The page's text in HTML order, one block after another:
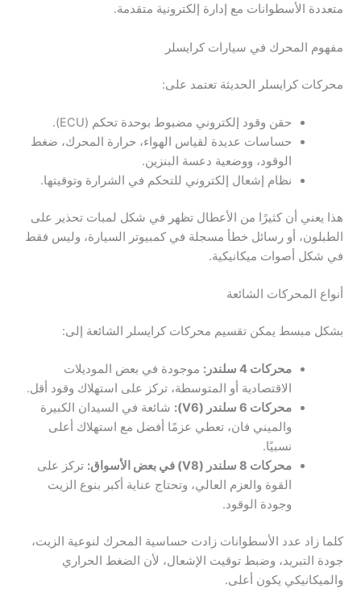
متعددة الأسطوانات مع إدارة إلكترونية متقدمة.
مفهوم المحرك في سيارات كرايسلر
محركات كرايسلر الحديثة تعتمد على:
حقن وقود إلكتروني مضبوط بوحدة تحكم (ECU).
حساسات عديدة لقياس الهواء، حرارة المحرك، ضغط
الوقود، ووضعية دعسة البنزين.
نظام إشعال إلكتروني للتحكم في الشرارة وتوقيتها.
هذا يعني أن كثيرًا من الأعطال تظهر في شكل لمبات تحذير على
الطبلون، أو رسائل خطأ مسجلة في كمبيوتر السيارة، وليس فقط
في شكل أصوات ميكانيكية.
أنواع المحركات الشائعة
بشكل مبسط يمكن تقسيم محركات كرايسلر الشائعة إلى:
محركات 4 سلندر:
موجودة في بعض الموديلات
الاقتصادية أو المتوسطة، تركز على استهلاك وقود أقل.
محركات 6 سلندر (V6):
شائعة في السيدان الكبيرة
والميني فان، تعطي عزمًا أفضل مع استهلاك أعلى
نسبيًا.
محركات 8 سلندر (V8) في بعض الأسواق:
تركز على
القوة والعزم العالي، وتحتاج عناية أكبر بنوع الزيت
وجودة الوقود.
كلما زاد عدد الأسطوانات زادت حساسية المحرك لنوعية الزيت،
جودة التبريد، وضبط توقيت الإشعال، لأن الضغط الحراري
والميكانيكي يكون أعلى.